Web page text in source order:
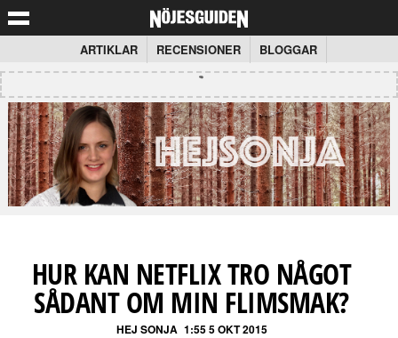
ARTIKLAR RECENSIONER BLOGGAR
HUR KAN NETFLIX TRO NÅGOT
SÅDANT OM MIN FLIMSMAK?
HEJ SONJA 1:55 5 OKT 2015